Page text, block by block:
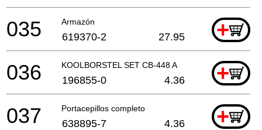
Armazón +
035 619370-2 27.95
KOOLBORSTEL SET CB-448 A +
036 196855-0 4.36
Portacepillos completo +
037 638895-7 4.36